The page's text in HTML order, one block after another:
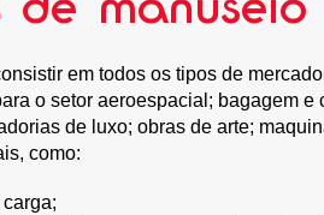
em todos os tipos de
o setor aeroespacial; bagagem
de luxo; obras de arte;
como: